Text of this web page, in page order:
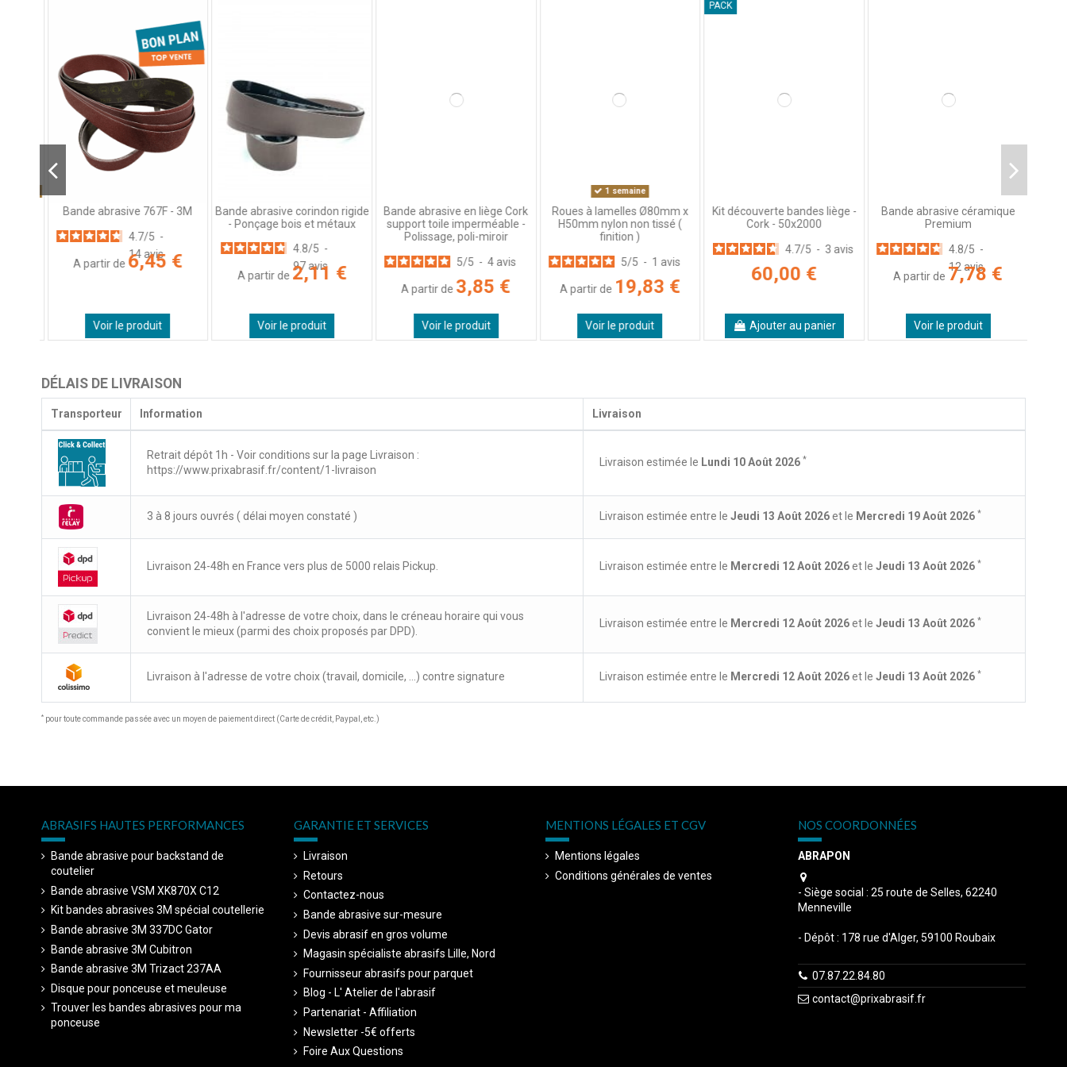
Thierry G.
Avis vérifié
1 2 3 6 8
Bande abrasive 767F - 3M
4.7/5-
14avis
A partir de6,45 €
Voir le produit
Bande abrasive corindon rigide
- Ponçage bois et métaux
4.8/5-
97avis
A partir de2,11 €
Voir le produit
Bande abrasive en liège Cork
support toile imperméable -
Polissage, poli-miroir
5/5- 4avis
A partir de3,85 €
Voir le produit
1 semaine
Roues à lamelles Ø80mm x
H50mm nylon non tissé (
finition )
5/5- 1avis
A partir de19,83 €
Voir le produit
PACK
Kit découverte bandes liège -
Cork - 50x2000
4.7/5-3avis
60,00 €
Ajouter au panier
Bande abrasive céramique
Premium
4.8/5-
12avis
A partir de7,78 €
Voir le produit
DÉLAIS DE LIVRAISON
Transporteur Information Livraison
Retrait dépôt 1h - Voir conditions sur la page Livraison :
https://www.prixabrasif.fr/content/1-livraison
Livraison estimée le Lundi 10 Août 2026 *
3 à 8 jours ouvrés ( délai moyen constaté ) Livraison estimée entre le Jeudi 13 Août 2026et le Mercredi 19 Août 2026 *
Livraison 24-48h en France vers plus de 5000 relais Pickup. Livraison estimée entre le Mercredi 12 Août 2026et le Jeudi 13 Août 2026 *
Livraison 24-48h à l'adresse de votre choix, dans le créneau horaire qui vous
convient le mieux (parmi des choix proposés par DPD).
Livraison estimée entre le Mercredi 12 Août 2026et le Jeudi 13 Août 2026 *
Livraison à l'adresse de votre choix (travail, domicile, ...) contre signature Livraison estimée entre le Mercredi 12 Août 2026et le Jeudi 13 Août 2026 *
* pour toute commande passée avec un moyen de paiement direct (Carte de crédit, Paypal, etc.)
ABRASIFS HAUTES PERFORMANCES
Bande abrasive pour backstand de
coutelier
Bande abrasive VSM XK870X C12
Kit bandes abrasives 3M spécial coutellerie
Bande abrasive 3M 337DC Gator
Bande abrasive 3M Cubitron
Bande abrasive 3M Trizact 237AA
Disque pour ponceuse et meuleuse
Trouver les bandes abrasives pour ma
ponceuse
GARANTIE ET SERVICES
Livraison
Retours
Contactez-nous
Bande abrasive sur-mesure
Devis abrasif en gros volume
Magasin spécialiste abrasifs Lille, Nord
Fournisseur abrasifs pour parquet
Blog - L' Atelier de l'abrasif
Partenariat - Affiliation
Newsletter -5€ offerts
Foire Aux Questions
MENTIONS LÉGALES ET CGV
Mentions légales
Conditions générales de ventes
NOS COORDONNÉES
ABRAPON
- Siège social : 25 route de Selles, 62240
Menneville
- Dépôt : 178 rue d'Alger, 59100 Roubaix
07.87.22.84.80
contact@prixabrasif.fr